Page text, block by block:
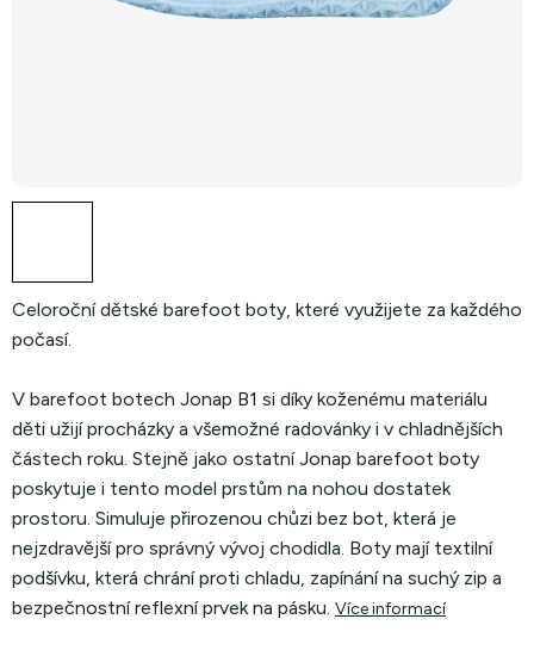
Celoroční dětské barefoot boty, které využijete za každého
počasí.
V barefoot botech Jonap B1 si díky koženému materiálu
děti užijí procházky a všemožné radovánky i v chladnějších
částech roku. Stejně jako ostatní Jonap barefoot boty
poskytuje i tento model prstům na nohou dostatek
prostoru. Simuluje přirozenou chůzi bez bot, která je
nejzdravější pro správný vývoj chodidla. Boty mají textilní
podšívku, která chrání proti chladu, zapínání na suchý zip a
bezpečnostní reflexní prvek na pásku. Více informací